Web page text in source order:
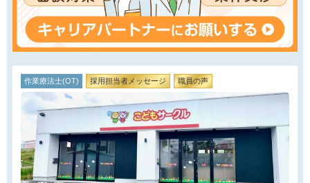
作業療法士(OT) 採用担当者メッセージ 職員の声